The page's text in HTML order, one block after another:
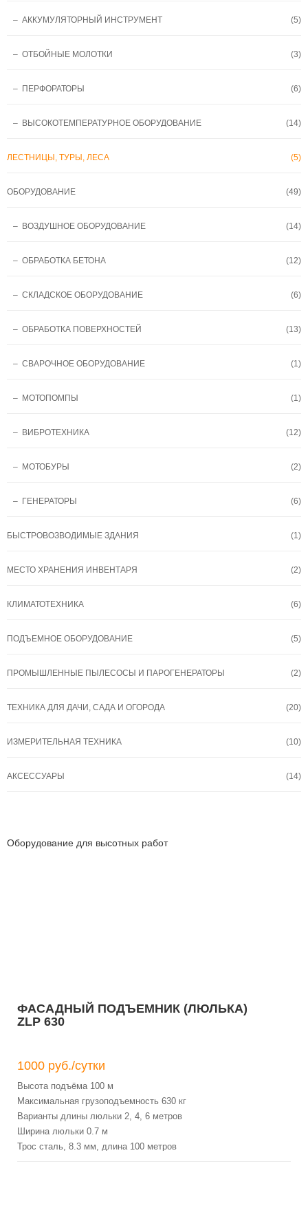
– АККУМУЛЯТОРНЫЙ ИНСТРУМЕНТ (5)
– ОТБОЙНЫЕ МОЛОТКИ (3)
– ПЕРФОРАТОРЫ (6)
– ВЫСОКОТЕМПЕРАТУРНОЕ ОБОРУДОВАНИЕ (14)
ЛЕСТНИЦЫ, ТУРЫ, ЛЕСА (5)
ОБОРУДОВАНИЕ (49)
– ВОЗДУШНОЕ ОБОРУДОВАНИЕ (14)
– ОБРАБОТКА БЕТОНА (12)
– СКЛАДСКОЕ ОБОРУДОВАНИЕ (6)
– ОБРАБОТКА ПОВЕРХНОСТЕЙ (13)
– СВАРОЧНОЕ ОБОРУДОВАНИЕ (1)
– МОТОПОМПЫ (1)
– ВИБРОТЕХНИКА (12)
– МОТОБУРЫ (2)
– ГЕНЕРАТОРЫ (6)
БЫСТРОВОЗВОДИМЫЕ ЗДАНИЯ (1)
МЕСТО ХРАНЕНИЯ ИНВЕНТАРЯ (2)
КЛИМАТОТЕХНИКА (6)
ПОДЪЕМНОЕ ОБОРУДОВАНИЕ (5)
ПРОМЫШЛЕННЫЕ ПЫЛЕСОСЫ И ПАРОГЕНЕРАТОРЫ (2)
ТЕХНИКА ДЛЯ ДАЧИ, САДА И ОГОРОДА (20)
ИЗМЕРИТЕЛЬНАЯ ТЕХНИКА (10)
АКСЕССУАРЫ (14)
Оборудование для высотных работ
ФАСАДНЫЙ ПОДЪЕМНИК (ЛЮЛЬКА)
ZLP 630
1000 руб./сутки
Высота подъёма 100 м
Максимальная грузоподъемность 630 кг
Варианты длины люльки 2, 4, 6 метров
Ширина люльки 0.7 м
Трос сталь, 8.3 мм, длина 100 метров